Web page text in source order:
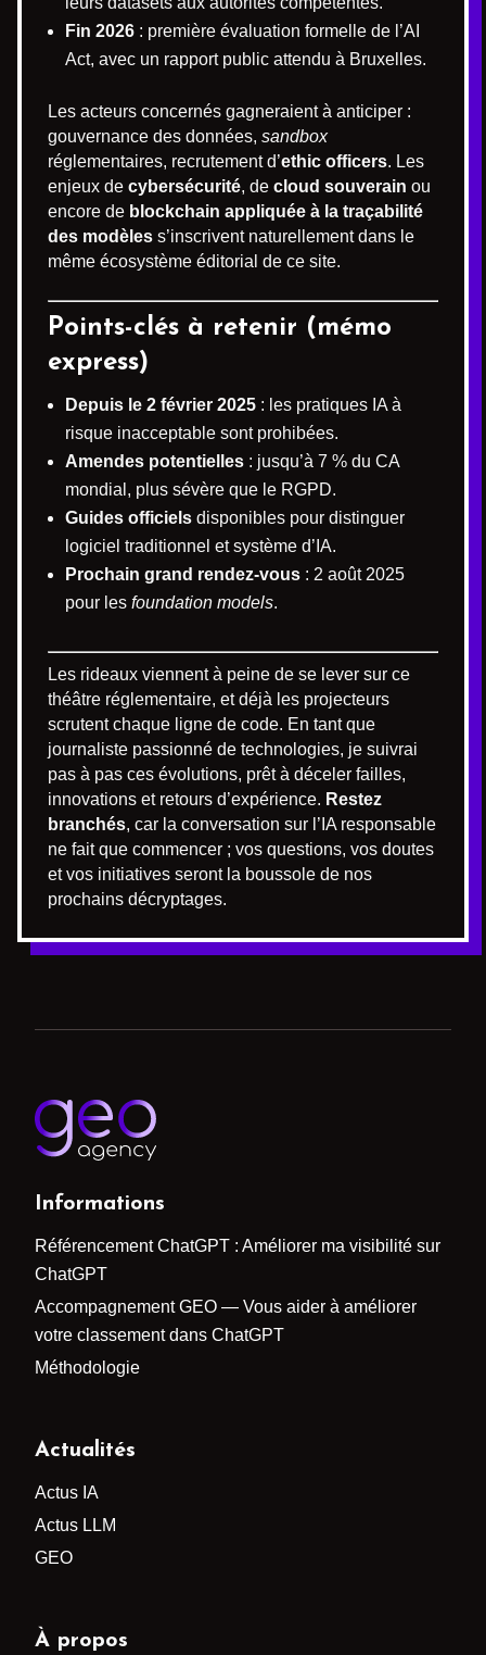
Fin 2026 : première évaluation formelle de l’AI
Act, avec un rapport public attendu à Bruxelles.
Les acteurs concernés gagneraient à anticiper :
gouvernance des données, sandbox
réglementaires, recrutement d’ethic officers. Les
enjeux de cybersécurité, de cloud souverain ou
encore de blockchain appliquée à la traçabilité
des modèles s’inscrivent naturellement dans le
même écosystème éditorial de ce site.
Points-clés à retenir (mémo
express)
Depuis le 2 février 2025 : les pratiques IA à
risque inacceptable sont prohibées.
Amendes potentielles : jusqu’à 7 % du CA
mondial, plus sévère que le RGPD.
Guides officiels disponibles pour distinguer
logiciel traditionnel et système d’IA.
Prochain grand rendez-vous : 2 août 2025
pour les foundation models.
Les rideaux viennent à peine de se lever sur ce
théâtre réglementaire, et déjà les projecteurs
scrutent chaque ligne de code. En tant que
journaliste passionné de technologies, je suivrai
pas à pas ces évolutions, prêt à déceler failles,
innovations et retours d’expérience. Restez
branchés, car la conversation sur l’IA responsable
ne fait que commencer ; vos questions, vos doutes
et vos initiatives seront la boussole de nos
prochains décryptages.
Informations
Référencement ChatGPT : Améliorer ma visibilité sur
ChatGPT
Accompagnement GEO — Vous aider à améliorer
votre classement dans ChatGPT
Méthodologie
Actualités
Actus IA
Actus LLM
GEO
À propos